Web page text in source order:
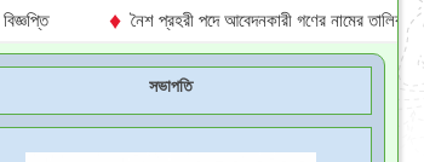
নৈশ প্রহরী পদে আবেদনকারী গণের নামের তালিকা
সভাপতি